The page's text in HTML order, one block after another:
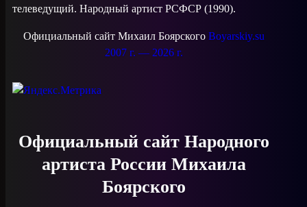
телеведущий. Народный артист РСФСР (1990).
Официальный сайт Михаил Боярского Boyarskiy.su
2007 г. — 2026 г.
Официальный сайт Народного
артиста России Михаила
Боярского